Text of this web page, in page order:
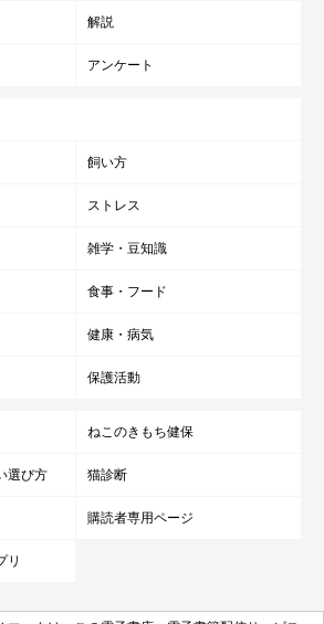
解説
アンケート
飼い方
ストレス
雑学・豆知識
食事・フード
健康・病気
保護活動
ねこのきもち健保
選び方 猫診断
購読者専用ページ
リ